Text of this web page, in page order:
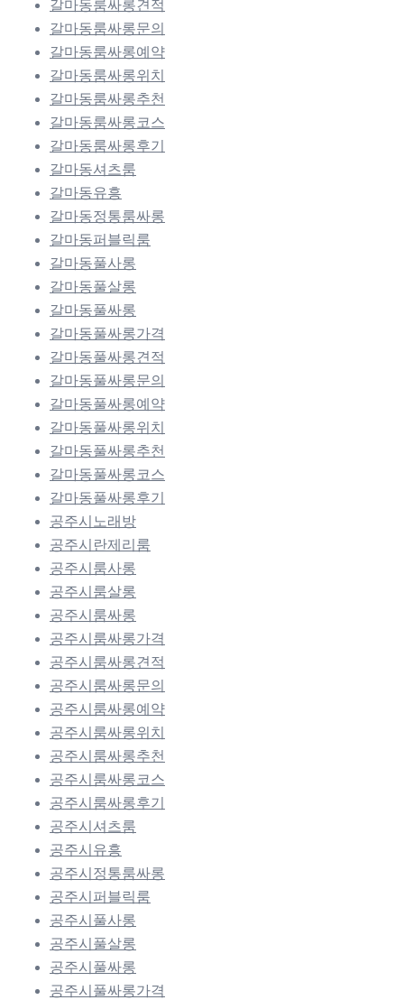
갈마동룸싸롱견적
갈마동룸싸롱문의
갈마동룸싸롱예약
갈마동룸싸롱위치
갈마동룸싸롱추천
갈마동룸싸롱코스
갈마동룸싸롱후기
갈마동셔츠룸
갈마동유흥
갈마동정통룸싸롱
갈마동퍼블릭룸
갈마동풀사롱
갈마동풀살롱
갈마동풀싸롱
갈마동풀싸롱가격
갈마동풀싸롱견적
갈마동풀싸롱문의
갈마동풀싸롱예약
갈마동풀싸롱위치
갈마동풀싸롱추천
갈마동풀싸롱코스
갈마동풀싸롱후기
공주시노래방
공주시란제리룸
공주시룸사롱
공주시룸살롱
공주시룸싸롱
공주시룸싸롱가격
공주시룸싸롱견적
공주시룸싸롱문의
공주시룸싸롱예약
공주시룸싸롱위치
공주시룸싸롱추천
공주시룸싸롱코스
공주시룸싸롱후기
공주시셔츠룸
공주시유흥
공주시정통룸싸롱
공주시퍼블릭룸
공주시풀사롱
공주시풀살롱
공주시풀싸롱
공주시풀싸롱가격